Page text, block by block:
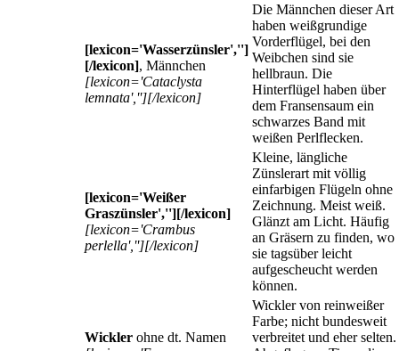
[lexicon='Wasserzünsler','']
[/lexicon], Männchen
[lexicon='Cataclysta
lemnata',''][/lexicon]
Die Männchen dieser Art
haben weißgrundige
Vorderflügel, bei den
Weibchen sind sie
hellbraun. Die
Hinterflügel haben über
dem Fransensaum ein
schwarzes Band mit
weißen Perlflecken.
[lexicon='Weißer
Graszünsler',''][/lexicon]
[lexicon='Crambus
perlella',''][/lexicon]
Kleine, längliche
Zünslerart mit völlig
einfarbigen Flügeln ohne
Zeichnung. Meist weiß.
Glänzt am Licht. Häufig
an Gräsern zu finden, wo
sie tagsüber leicht
aufgescheucht werden
können.
Wickler ohne dt. Namen
Wickler von reinweißer
Farbe; nicht bundesweit
verbreitet und eher selten.